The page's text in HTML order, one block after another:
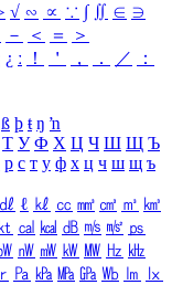
√ ∽ ∝ ∵ ∫ ∬ ∈ ∋
－ ＜ ＝
＞
¿ ː ！ ＇ ， ． ／
：
ß þ ŧ ŋ ŉ
Т У Ф Х Ц Ч Ш Щ Ъ
р с т у ф х ц ч ш щ ъ
㎗ ℓ ㎘ ㏄ ㎣ ㎤ ㎥ ㎦
㏏ ㎈ ㎉ ㏈ ㎧ ㎨ ㎰
㎻ ㎽ ㎾ ㎿ ㎐ ㎑
㎩ ㎪ ㎫ ㎬ ㏝ ㏐
㏓